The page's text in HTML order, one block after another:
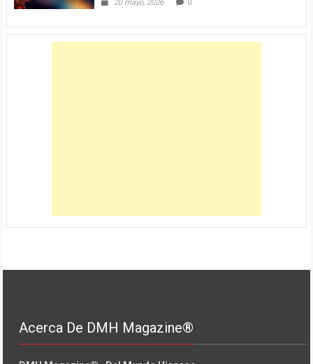
20 mayo, 2026 0
Acerca De DMH Magazine®